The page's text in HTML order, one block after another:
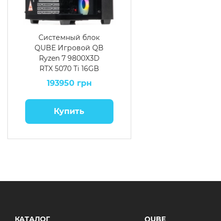
Системный блок
QUBE Игровой QB
Ryzen 7 9800X3D
RTX 5070 Ti 16GB
TK3B 322020
193950 грн
Купить
КАТАЛОГ QUBE